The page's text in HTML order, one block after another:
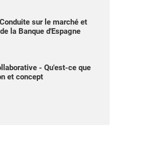
sur le marché et
la Banque d'Espagne
- Qu'est-ce que
et concept